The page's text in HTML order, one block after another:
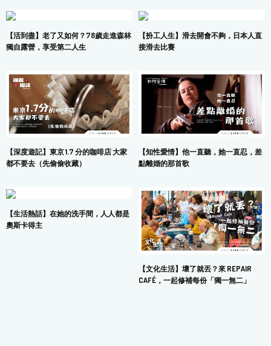
【活到盡】老了又如何？78歲走進森林
獨自露營，享受第二人生
【扮工人生】滑去開會不夠，日本人直
接滑去比賽
【深度遊記】東京 1.7 分的咖啡店 大家
都不要去（先偷偷收藏）
【知性愛情】他一直聽，她一直忍，差
點離婚的那首歌
【生活熱話】在她的洗手間，人人都是
奧斯卡得主
【文化生活】壞了就丟？來 REPAIR
CAFÉ，一起修補每份「獨一無二」